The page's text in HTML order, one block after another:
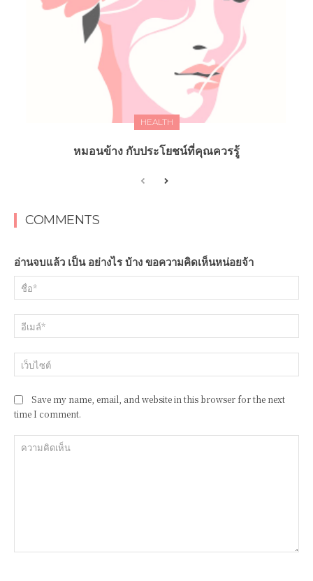
HEALTH
หมอนข้าง กับประโยชน์ที่คุณควรรู้
COMMENTS
อ่านจบแล้ว เป็น อย่างไร บ้าง ขอความคิดเห็นหน่อยจ้า
Save my name, email, and website in this browser for the next
time I comment.